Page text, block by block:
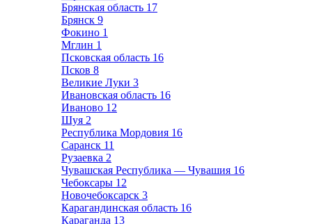
Брянская область 17
Брянск 9
Фокино 1
Мглин 1
Псковская область 16
Псков 8
Великие Луки 3
Ивановская область 16
Иваново 12
Шуя 2
Республика Мордовия 16
Саранск 11
Рузаевка 2
Чувашская Республика — Чувашия 16
Чебоксары 12
Новочебоксарск 3
Карагандинская область 16
Караганда 13